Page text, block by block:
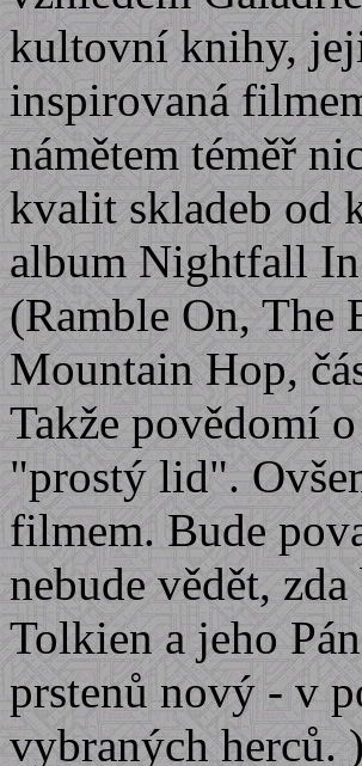
kultovní knihy,
inspirovaná
námětem téměř
kvalit skladeb od
album Nightfall
(Ramble On, The
Mountain Hop,
Takže povědomí
"prostý lid".
filmem. Bude
nebude vědět,
Tolkien a jeho
prstenů nový - v
vybraných herců.